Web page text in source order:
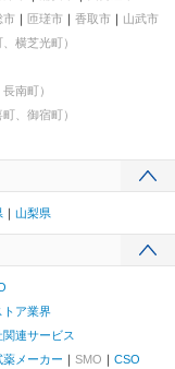
市 匝瑳市 香取市
山武市
横芝光町）
南町）
、御宿町）
山梨県
トア業界
連サービス
メーカー SMO
CSO